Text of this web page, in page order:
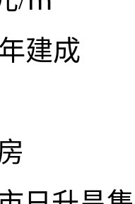
建成